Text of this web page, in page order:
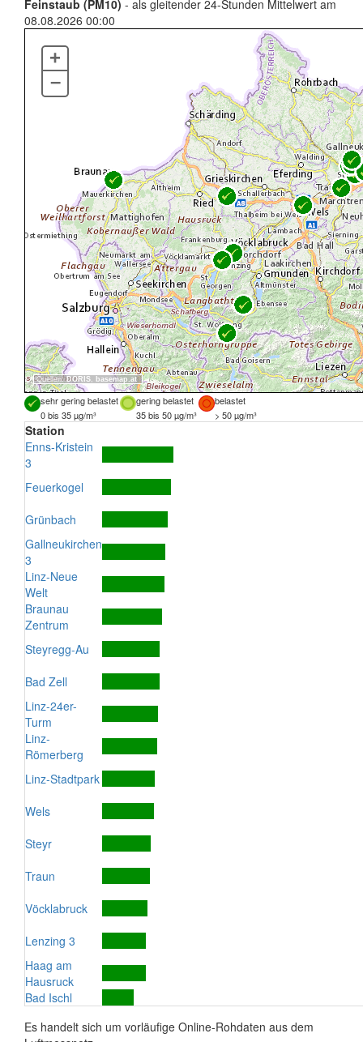
Feinstaub (PM10) - als gleitender 24-Stunden Mittelwert am
08.08.2026 00:00
Quellen:DORIS, basemap.at
+
–
sehr gering belastet gering belastet
belastet
0 bis 35 µg/m³
35 bis 50 µg/m³ > 50 µg/m³
Station
Enns-Kristein
3
Feuerkogel
Grünbach
Gallneukirchen
3
Linz-Neue
Welt
Braunau
Zentrum
Steyregg-Au
Bad Zell
Linz-24er-
Turm
Linz-
Römerberg
Linz-Stadtpark
Wels
Steyr
Traun
Vöcklabruck
Lenzing 3
Haag am
Hausruck
Bad Ischl
Es handelt sich um vorläufige Online-Rohdaten aus dem